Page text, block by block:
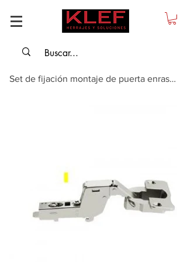
Set de fijación montaje de puerta enrasado, para Slido F-Park71 16B / 25B, co...